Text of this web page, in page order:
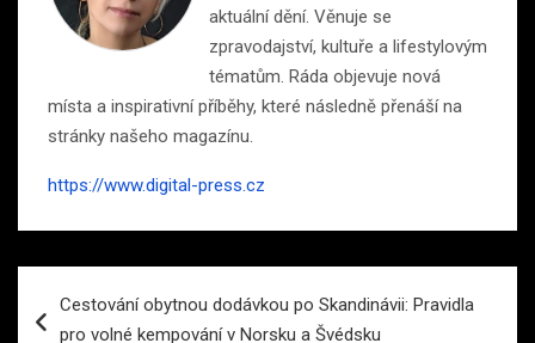
aktuální dění. Věnuje se
zpravodajství, kultuře a lifestylovým
tématům. Ráda objevuje nová
místa a inspirativní příběhy, které následně přenáší na
stránky našeho magazínu.
https://www.digital-press.cz
proCestování obytnou dodávkou po Skandinávii: Pravidla
pro volné kempování v Norsku a Švédsku